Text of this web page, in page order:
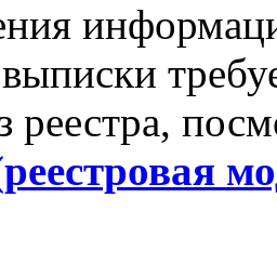
реестра,